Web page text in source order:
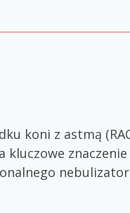
koni z astmą
kluczowe